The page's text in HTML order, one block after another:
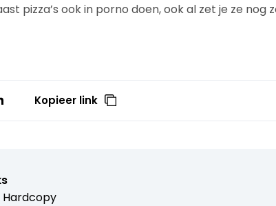
pizza’s ook in porno doen, ook al zet je ze
Kopieer link
Hardcopy